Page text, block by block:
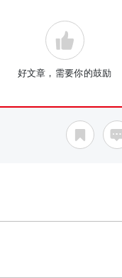
好文章，需要你的鼓励